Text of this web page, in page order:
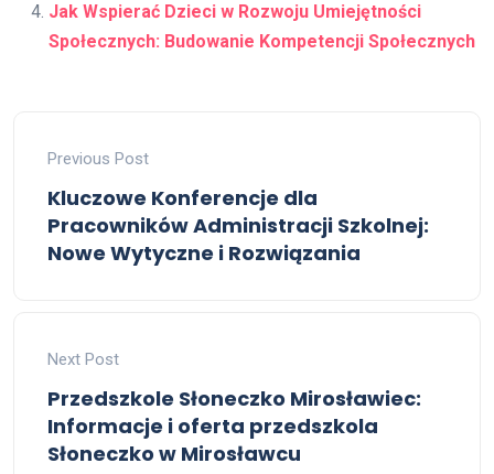
Jak Wspierać Dzieci w Rozwoju Umiejętności
Społecznych: Budowanie Kompetencji Społecznych
Previous Post
Kluczowe Konferencje dla
Pracowników Administracji Szkolnej:
Nowe Wytyczne i Rozwiązania
Next Post
Przedszkole Słoneczko Mirosławiec:
Informacje i oferta przedszkola
Słoneczko w Mirosławcu